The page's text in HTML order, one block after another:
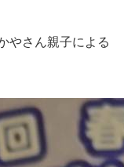
やさん親子による